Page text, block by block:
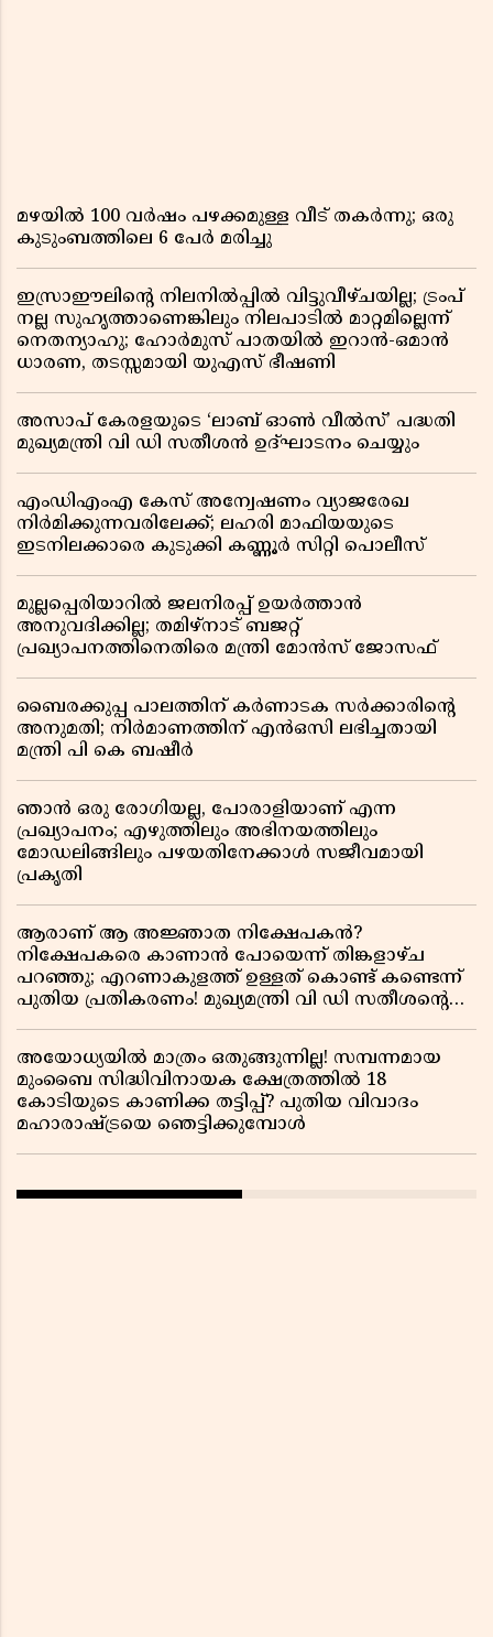
മഴയിൽ 100 വർഷം പഴക്കമുള്ള വീട് തകർന്നു; ഒരു
കുടുംബത്തിലെ 6 പേർ മരിച്ചു
ഇസ്രാഈലിന്റെ നിലനിൽപ്പിൽ വിട്ടുവീഴ്ചയില്ല; ട്രംപ്
നല്ല സുഹൃത്താണെങ്കിലും നിലപാടിൽ മാറ്റമില്ലെന്ന്
നെതന്യാഹു; ഹോർമുസ് പാതയിൽ ഇറാൻ-ഒമാൻ
ധാരണ, തടസ്സമായി യുഎസ് ഭീഷണി
അസാപ് കേരളയുടെ ‘ലാബ് ഓൺ വീൽസ്’ പദ്ധതി
മുഖ്യമന്ത്രി വി ഡി സതീശൻ ഉദ്ഘാടനം ചെയ്യും
എംഡിഎംഎ കേസ് അന്വേഷണം വ്യാജരേഖ
നിർമിക്കുന്നവരിലേക്ക്; ലഹരി മാഫിയയുടെ
ഇടനിലക്കാരെ കുടുക്കി കണ്ണൂർ സിറ്റി പൊലീസ്
മുല്ലപ്പെരിയാറിൽ ജലനിരപ്പ് ഉയർത്താൻ
അനുവദിക്കില്ല; തമിഴ്നാട് ബജറ്റ്
പ്രഖ്യാപനത്തിനെതിരെ മന്ത്രി മോൻസ് ജോസഫ്
ബൈരക്കുപ്പ പാലത്തിന് കർണാടക സർക്കാരിൻ്റെ
അനുമതി; നിർമാണത്തിന് എൻഒസി ലഭിച്ചതായി
മന്ത്രി പി കെ ബഷീർ
ഞാൻ ഒരു രോഗിയല്ല, പോരാളിയാണ് എന്ന
പ്രഖ്യാപനം; എഴുത്തിലും അഭിനയത്തിലും
മോഡലിങ്ങിലും പഴയതിനേക്കാൾ സജീവമായി
പ്രകൃതി
ആരാണ് ആ അജ്ഞാത നിക്ഷേപകൻ?
നിക്ഷേപകരെ കാണാൻ പോയെന്ന് തിങ്കളാഴ്ച
പറഞ്ഞു; എറണാകുളത്ത് ഉള്ളത് കൊണ്ട് കണ്ടെന്ന്
പുതിയ പ്രതികരണം! മുഖ്യമന്ത്രി വി ഡി സതീശന്റെ
അയോധ്യയിൽ മാത്രം ഒതുങ്ങുന്നില്ല! സമ്പന്നമായ
മുംബൈ സിദ്ധിവിനായക ക്ഷേത്രത്തിൽ 18
കോടിയുടെ കാണിക്ക തട്ടിപ്പ്? പുതിയ വിവാദം
മഹാരാഷ്ട്രയെ ഞെട്ടിക്കുമ്പോൾ